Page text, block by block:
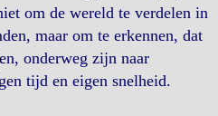
om de wereld te verdelen in
maar om te erkennen, dat
onderweg zijn naar
tijd en eigen snelheid.